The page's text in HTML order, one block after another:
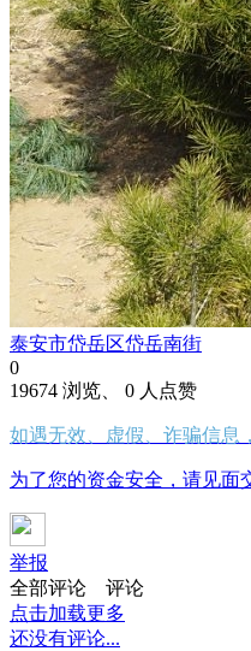
泰安市岱岳区岱岳南街
0
19674 浏览、 0 人点赞
如遇无效、虚假、诈骗信息
为了您的资金安全，请见面
举报
全部评论
评论
点击加载更多
还没有评论...